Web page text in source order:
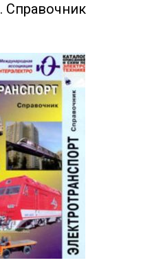
Справочник